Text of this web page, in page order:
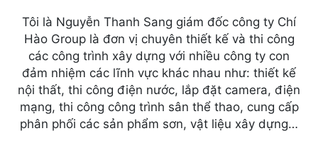
Tôi là Nguyễn Thanh Sang giám đốc công ty Chí
Hào Group là đơn vị chuyên thiết kế và thi công
các công trình xây dựng với nhiều công ty con
đảm nhiệm các lĩnh vực khác nhau như: thiết kế
nội thất, thi công điện nước, lắp đặt camera, điện
mạng, thi công công trình sân thể thao, cung cấp
phân phối các sản phẩm sơn, vật liệu xây dựng…